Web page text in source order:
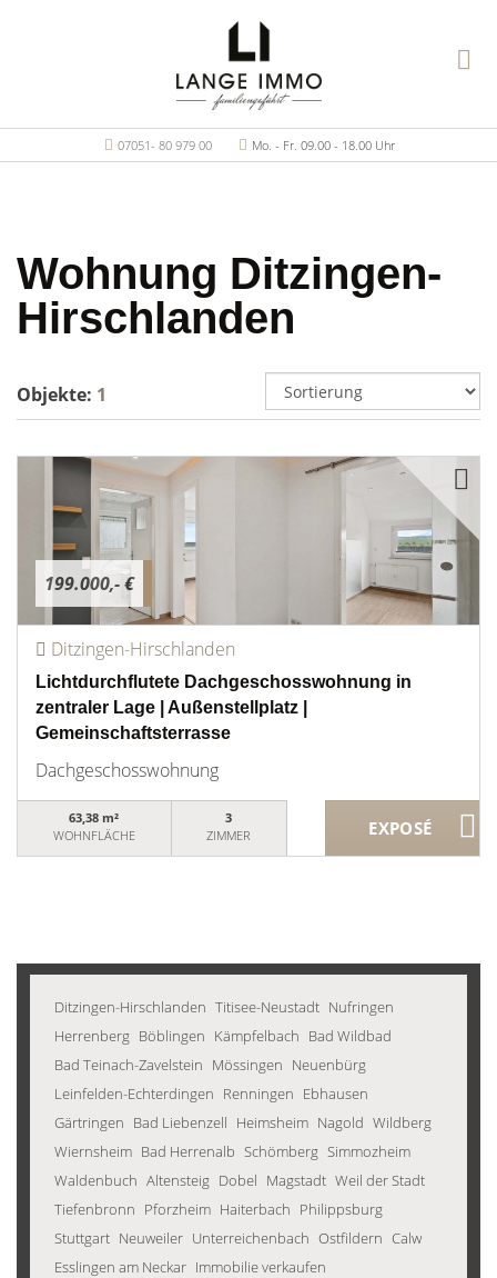
07051- 80 979 00 Mo. - Fr. 09.00 - 18.00 Uhr
Wohnung Ditzingen-
Hirschlanden
Objekte: 1
199.000,- €
Ditzingen-Hirschlanden
Lichtdurchflutete Dachgeschosswohnung in
zentraler Lage | Außenstellplatz |
Gemeinschaftsterrasse
Dachgeschosswohnung
63,38 m²
WOHNFLÄCHE
3
ZIMMER
Ditzingen-Hirschlanden Titisee-Neustadt Nufringen
Herrenberg Böblingen Kämpfelbach Bad Wildbad
Bad Teinach-Zavelstein Mössingen Neuenbürg
Leinfelden-Echterdingen Renningen Ebhausen
Gärtringen Bad Liebenzell Heimsheim Nagold Wildberg
Wiernsheim Bad Herrenalb Schömberg Simmozheim
Waldenbuch Altensteig Dobel Magstadt Weil der Stadt
Tiefenbronn Pforzheim Haiterbach Philippsburg
Stuttgart Neuweiler Unterreichenbach Ostfildern Calw
Esslingen am Neckar Immobilie verkaufen